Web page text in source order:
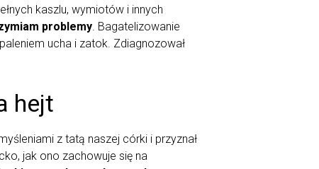
kaszlu, wymiotów i innych
problemy . Bagatelizowanie
ucha i zatok. Zdiagnozował
hejt
z tatą naszej córki i przyznał
jak ono zachowuje się na